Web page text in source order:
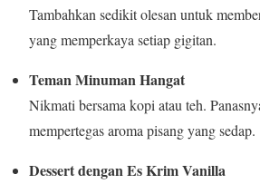
Tambahkan sedikit olesan untuk
yang memperkaya setiap gigitan.
Teman Minuman Hangat
Nikmati bersama kopi atau teh.
mempertegas aroma pisang yang sedap.
Dessert dengan Es Krim Vanilla